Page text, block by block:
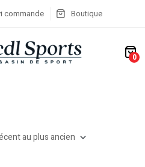
commande Boutique
0